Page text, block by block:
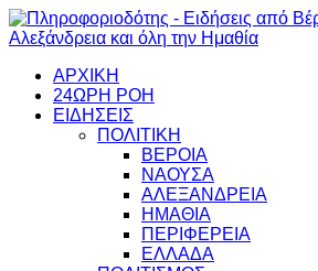
ΑΡΧΙΚΗ
24ΩΡΗ ΡΟΗ
ΕΙΔΗΣΕΙΣ
ΠΟΛΙΤΙΚΗ
ΒΕΡΟΙΑ
ΝΑΟΥΣΑ
ΑΛΕΞΑΝΔΡΕΙΑ
ΗΜΑΘΙΑ
ΠΕΡΙΦΕΡΕΙΑ
ΕΛΛΑΔΑ